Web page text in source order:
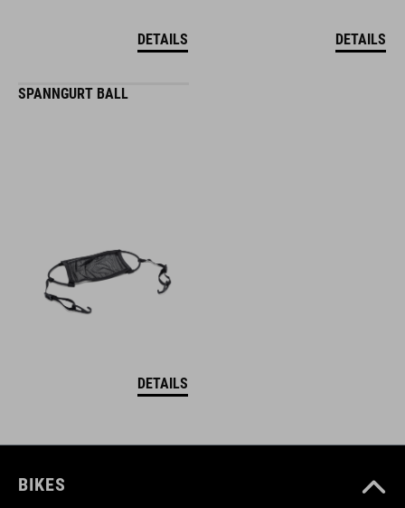
DETAILS DETAILS
SPANNGURT BALL
DETAILS
BIKES